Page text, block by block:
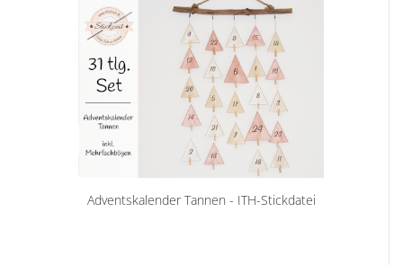
Adventskalender Tannen - ITH-Stickdatei